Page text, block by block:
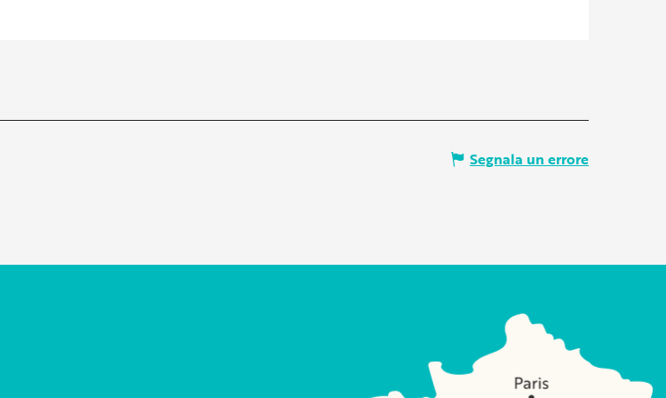
Segnala un errore